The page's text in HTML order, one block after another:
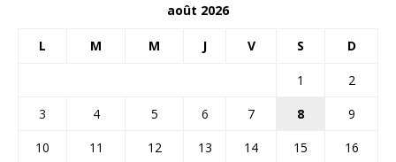
août 2026
L M M J V S D
1
2
3
4 5 6 7 8
9
10
11 12 13 14 15
16